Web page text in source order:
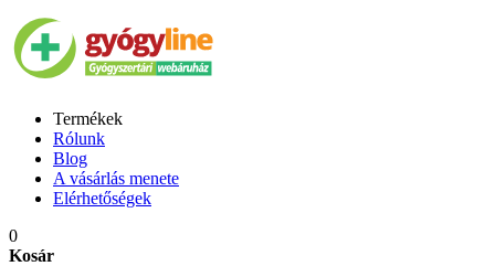
Termékek
Rólunk
Blog
A vásárlás menete
Elérhetőségek
0
Kosár